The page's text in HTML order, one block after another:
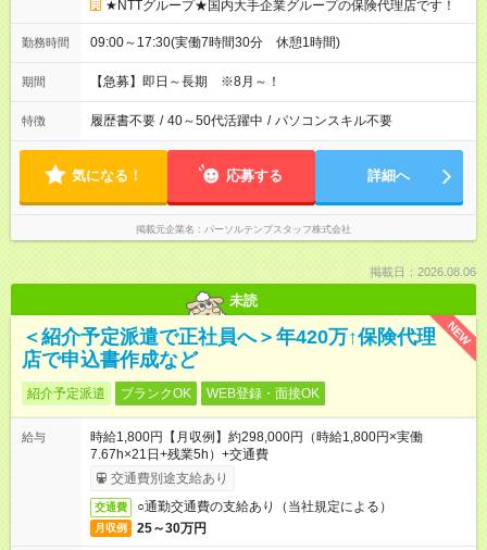
★NTTグループ★国内大手企業グループの保険代理店です！
勤務時間 09:00～17:30(実働7時間30分 休憩1時間)
期間 【急募】即日～長期 ※8月～！
特徴 履歴書不要 / 40～50代活躍中 / パソコンスキル不要
気になる！ 応募する 詳細へ
掲載元企業名 パーソルテンプスタッフ株式会社
掲載日：2026.08.06
未読
NEW
＜紹介予定派遣で正社員へ＞年420万↑保険代理
店で申込書作成など
紹介予定派遣 ブランクOK WEB登録・面接OK
給与
時給1,800円【月収例】約298,000円（時給1,800円×実働
7.67h×21日+残業5h）+交通費
交通費別途支給あり
交通費 ○通勤交通費の支給あり（当社規定による）
月収例 25～30万円